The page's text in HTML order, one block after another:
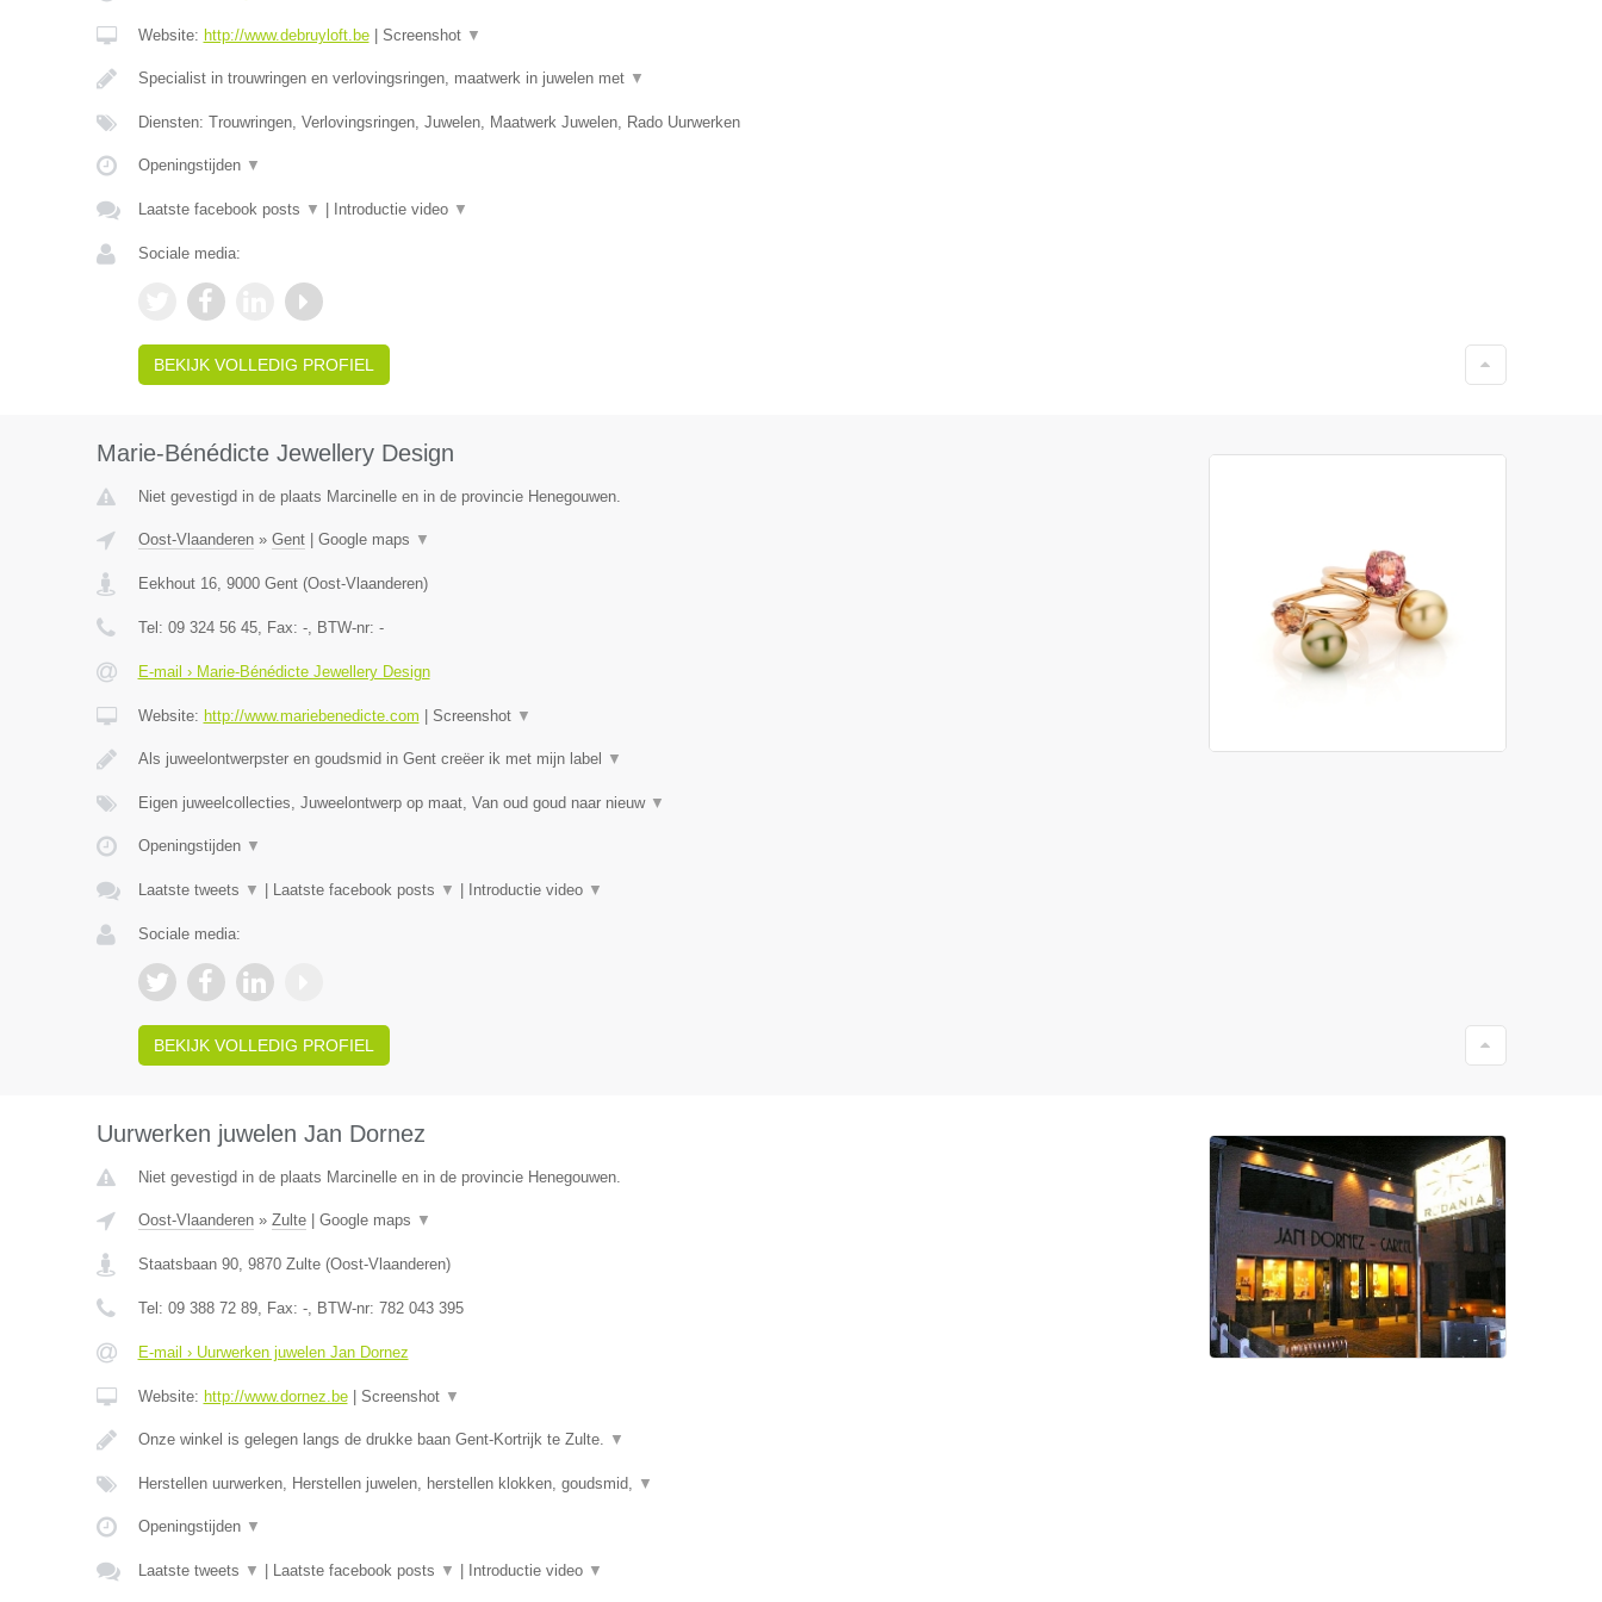
Website: http://www.debruyloft.be| Screenshot ▼
Specialist in trouwringen en verlovingsringen, maatwerk in juwelen met ▼
Diensten: Trouwringen, Verlovingsringen, Juwelen, Maatwerk Juwelen, Rado Uurwerken
Openingstijden ▼
Laatste facebook posts ▼ Introductie video ▼
Sociale media:
BEKIJK VOLLEDIG PROFIEL
Marie-Bénédicte Jewellery Design
Niet gevestigd in de plaats Marcinelle en in de provincie Henegouwen.
Oost-Vlaanderen» Gent| Google maps ▼
Eekhout 16, 9000 Gent(Oost-Vlaanderen)
Tel: 09 324 56 45, Fax: -, BTW-nr: -
E-mail › Marie-Bénédicte Jewellery Design
Website: http://www.mariebenedicte.com Screenshot ▼
Als juweelontwerpster en goudsmid in Gent creëer ik met mijn label ▼
Eigen juweelcollecties, Juweelontwerp op maat, Van oud goud naar nieuw ▼
Openingstijden ▼
Laatste tweets ▼ Laatste facebook posts ▼ Introductie video ▼
Sociale media:
BEKIJK VOLLEDIG PROFIEL
Uurwerken juwelen Jan Dornez
Niet gevestigd in de plaats Marcinelle en in de provincie Henegouwen.
Oost-Vlaanderen» Zulte| Google maps ▼
Staatsbaan 90, 9870 Zulte(Oost-Vlaanderen)
Tel: 09 388 72 89, Fax: -, BTW-nr: 782 043 395
E-mail › Uurwerken juwelen Jan Dornez
Website: http://www.dornez.be| Screenshot ▼
Onze winkel is gelegen langs de drukke baan Gent-Kortrijk te Zulte. ▼
Herstellen uurwerken, Herstellen juwelen, herstellen klokken, goudsmid, ▼
Openingstijden ▼
Laatste tweets ▼ Laatste facebook posts ▼ Introductie video ▼